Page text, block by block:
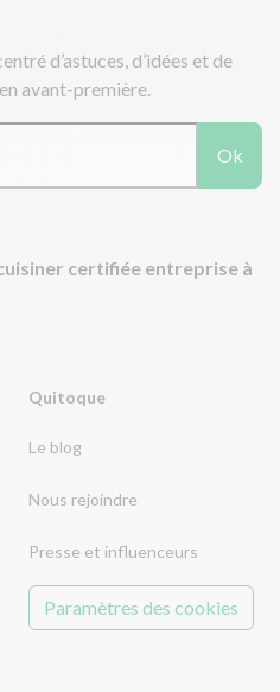
Quitoque
Le blog
Nous rejoindre
Presse et influenceurs
Paramètres des cookies
d’astuces, d’idées et de
avant-première.
Ok
certifiée entreprise à